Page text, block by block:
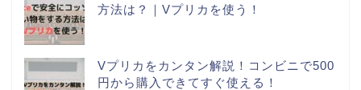
方法は？｜Vプリカを使う！
Vプリカをカンタン解説！コンビニで500
円から購入できてすぐ使える！